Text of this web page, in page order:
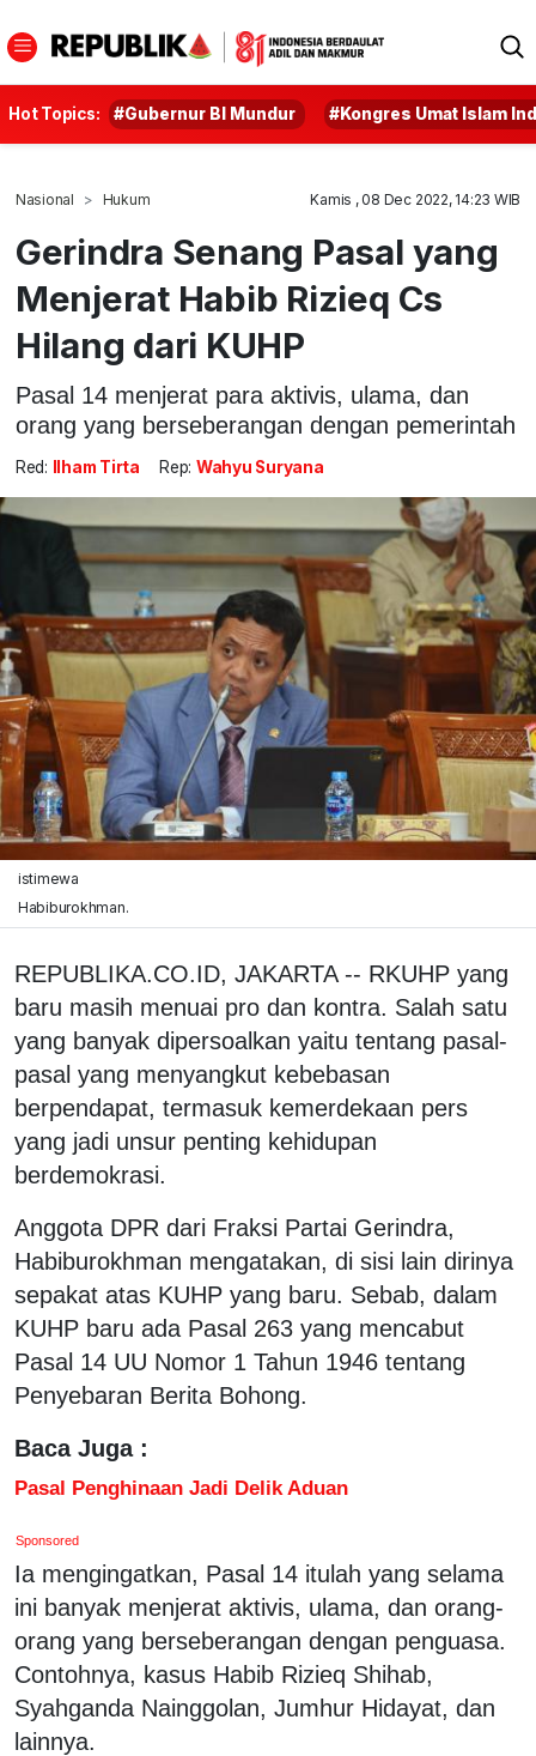
Hot Topics: #Gubernur BI Mundur #Kongres Umat Islam
Nasional Hukum Kamis , 08 Dec 2022, 14:23 WIB
Gerindra Senang Pasal yang
Menjerat Habib Rizieq Cs
Hilang dari KUHP
Pasal 14 menjerat para aktivis, ulama, dan
orang yang berseberangan dengan pemerintah
Red: Ilham Tirta Rep: Wahyu Suryana
istimewa
Habiburokhman.
REPUBLIKA.CO.ID, JAKARTA -- RKUHP yang
baru masih menuai pro dan kontra. Salah satu
yang banyak dipersoalkan yaitu tentang pasal-
pasal yang menyangkut kebebasan
berpendapat, termasuk kemerdekaan pers
yang jadi unsur penting kehidupan
berdemokrasi.
Anggota DPR dari Fraksi Partai Gerindra,
Habiburokhman mengatakan, di sisi lain dirinya
sepakat atas KUHP yang baru. Sebab, dalam
KUHP baru ada Pasal 263 yang mencabut
Pasal 14 UU Nomor 1 Tahun 1946 tentang
Penyebaran Berita Bohong.
Baca Juga :
Pasal Penghinaan Jadi Delik Aduan
Sponsored
Ia mengingatkan, Pasal 14 itulah yang selama
ini banyak menjerat aktivis, ulama, dan orang-
orang yang berseberangan dengan penguasa.
Contohnya, kasus Habib Rizieq Shihab,
Syahganda Nainggolan, Jumhur Hidayat, dan
lainnya.